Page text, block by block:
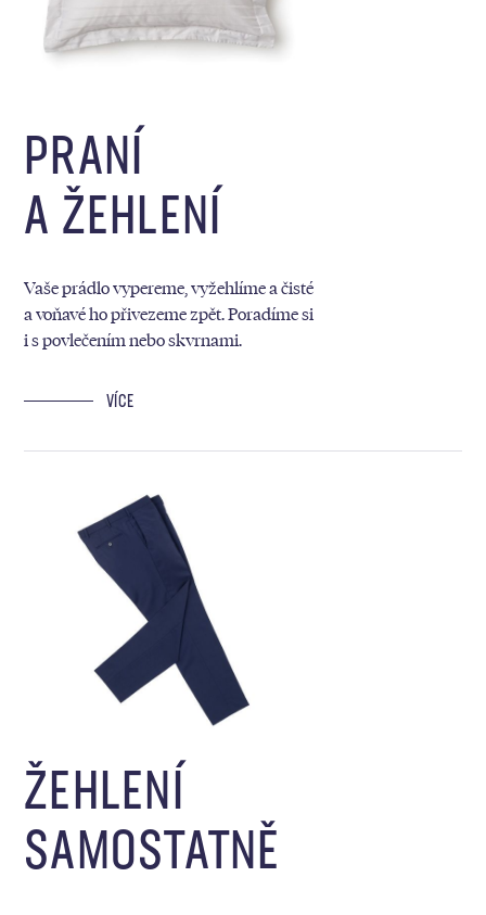
PRANÍ
A ŽEHLENÍ
Vaše prádlo vypereme, vyžehlíme a čisté
a voňavé ho přivezeme zpět. Poradíme si
i s povlečením nebo skvrnami.
VÍCE
ŽEHLENÍ
SAMOSTATNĚ